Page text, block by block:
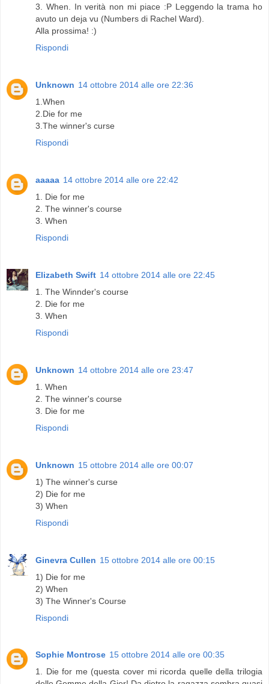
3. When. In verità non mi piace :P Leggendo la trama ho
avuto un deja vu (Numbers di Rachel Ward).
Alla prossima! :)
Rispondi
Unknown 14 ottobre 2014 alle ore 22:36
1.When
2.Die for me
3.The winner's curse
Rispondi
aaaaa 14 ottobre 2014 alle ore 22:42
1. Die for me
2. The winner's course
3. When
Rispondi
Elizabeth Swift 14 ottobre 2014 alle ore 22:45
1. The Winnder's course
2. Die for me
3. When
Rispondi
Unknown 14 ottobre 2014 alle ore 23:47
1. When
2. The winner's course
3. Die for me
Rispondi
Unknown 15 ottobre 2014 alle ore 00:07
1) The winner's curse
2) Die for me
3) When
Rispondi
Ginevra Cullen 15 ottobre 2014 alle ore 00:15
1) Die for me
2) When
3) The Winner's Course
Rispondi
Sophie Montrose 15 ottobre 2014 alle ore 00:35
1. Die for me (questa cover mi ricorda quelle della trilogia